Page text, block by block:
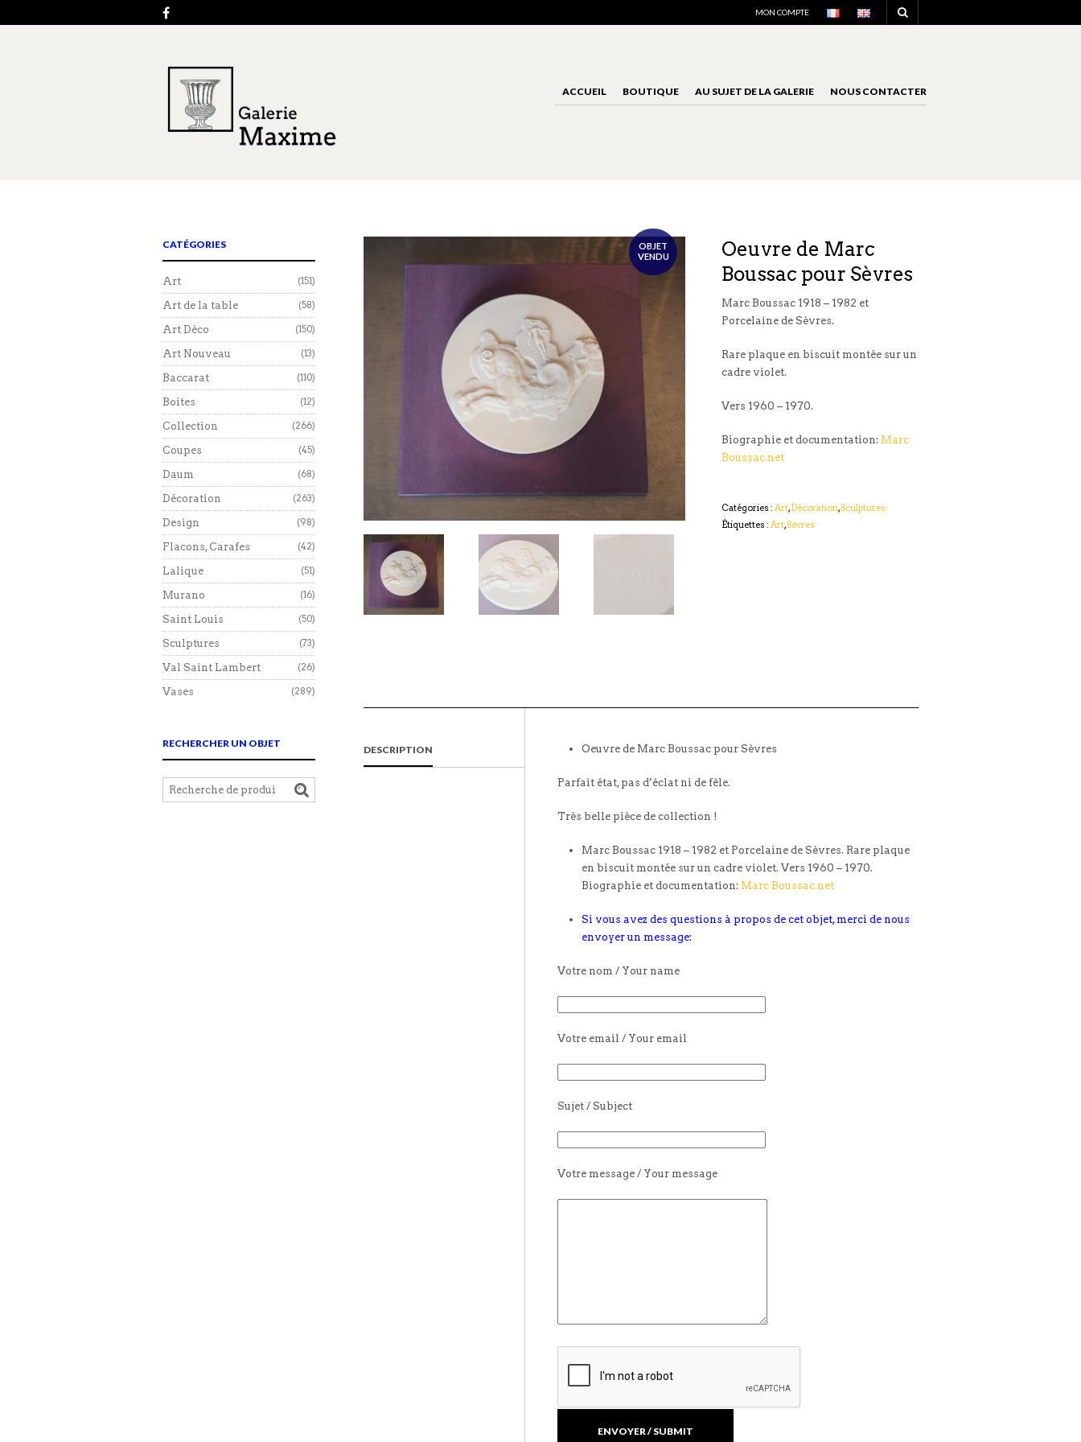
MON COMPTE
ACCUEIL BOUTIQUE AU SUJET DE LA GALERIE NOUS CONTACTER
OBJET
VENDU
Oeuvre de Marc
Boussac pour Sèvres
Marc Boussac 1918 – 1982 et
Porcelaine de Sèvres.
Rare plaque en biscuit montée sur un
cadre violet.
Vers 1960 – 1970.
Biographie et documentation: Marc
Boussac.net
Catégories : Art,Décoration,Sculptures
Étiquettes : Art,Sevres
DESCRIPTION Oeuvre de Marc Boussac pour Sèvres
Parfait état, pas d’éclat ni de fêle.
Très belle pièce de collection !
Marc Boussac 1918 – 1982 et Porcelaine de Sèvres. Rare plaque
en biscuit montée sur un cadre violet. Vers 1960 – 1970.
Biographie et documentation: Marc Boussac.net
Si vous avez des questions à propos de cet objet, merci de nous
envoyer un message:
Votre nom / Your name
Votre email / Your email
Sujet / Subject
Votre message / Your message
CATÉGORIES
Art (151)
Art de la table (58)
Art Déco (150)
Art Nouveau (13)
Baccarat (110)
Boites (12)
Collection (266)
Coupes (45)
Daum (68)
Décoration (263)
Design (98)
Flacons, Carafes (42)
Lalique (51)
Murano (16)
Saint Louis (50)
Sculptures (73)
Val Saint Lambert (26)
Vases (289)
RECHERCHER UN OBJET